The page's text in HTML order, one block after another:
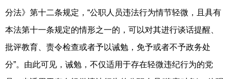
分法》第十二条规定，“公职人员违法行为情节轻微，且具有
本法第十一条规定的情形之一的，可以对其进行谈话提醒、
批评教育、责令检查或者予以诫勉，免予或者不予政务处
分”。由此可见，诫勉，不仅适用于存在轻微违纪行为的党